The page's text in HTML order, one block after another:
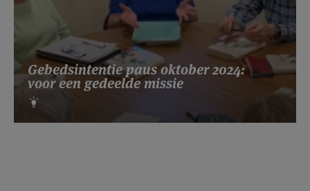
Gebedsintentie paus oktober 2024:
voor een gedeelde missie